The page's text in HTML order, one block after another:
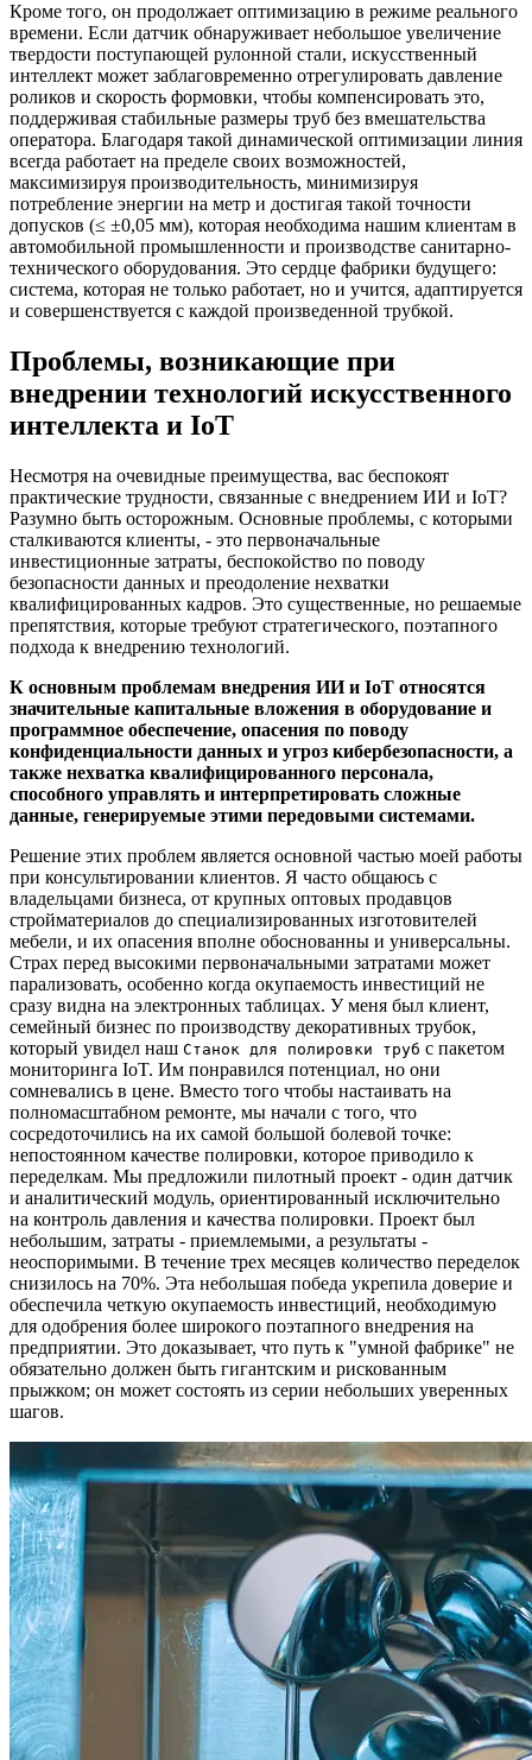
Кроме того, он продолжает оптимизацию в режиме реального
времени. Если датчик обнаруживает небольшое увеличение
твердости поступающей рулонной стали, искусственный
интеллект может заблаговременно отрегулировать давление
роликов и скорость формовки, чтобы компенсировать это,
поддерживая стабильные размеры труб без вмешательства
оператора. Благодаря такой динамической оптимизации линия
всегда работает на пределе своих возможностей,
максимизируя производительность, минимизируя
потребление энергии на метр и достигая такой точности
допусков (≤ ±0,05 мм), которая необходима нашим клиентам в
автомобильной промышленности и производстве санитарно-
технического оборудования. Это сердце фабрики будущего:
система, которая не только работает, но и учится, адаптируется
и совершенствуется с каждой произведенной трубкой.
Проблемы, возникающие при
внедрении технологий искусственного
интеллекта и IoT
Несмотря на очевидные преимущества, вас беспокоят
практические трудности, связанные с внедрением ИИ и IoT?
Разумно быть осторожным. Основные проблемы, с которыми
сталкиваются клиенты, - это первоначальные
инвестиционные затраты, беспокойство по поводу
безопасности данных и преодоление нехватки
квалифицированных кадров. Это существенные, но решаемые
препятствия, которые требуют стратегического, поэтапного
подхода к внедрению технологий.
К основным проблемам внедрения ИИ и IoT относятся
значительные капитальные вложения в оборудование и
программное обеспечение, опасения по поводу
конфиденциальности данных и угроз кибербезопасности, а
также нехватка квалифицированного персонала,
способного управлять и интерпретировать сложные
данные, генерируемые этими передовыми системами.
Решение этих проблем является основной частью моей работы
при консультировании клиентов. Я часто общаюсь с
владельцами бизнеса, от крупных оптовых продавцов
стройматериалов до специализированных изготовителей
мебели, и их опасения вполне обоснованны и универсальны.
Страх перед высокими первоначальными затратами может
парализовать, особенно когда окупаемость инвестиций не
сразу видна на электронных таблицах. У меня был клиент,
семейный бизнес по производству декоративных трубок,
который увидел наш Станок для полировки труб с пакетом
мониторинга IoT. Им понравился потенциал, но они
сомневались в цене. Вместо того чтобы настаивать на
полномасштабном ремонте, мы начали с того, что
сосредоточились на их самой большой болевой точке:
непостоянном качестве полировки, которое приводило к
переделкам. Мы предложили пилотный проект - один датчик
и аналитический модуль, ориентированный исключительно
на контроль давления и качества полировки. Проект был
небольшим, затраты - приемлемыми, а результаты -
неоспоримыми. В течение трех месяцев количество переделок
снизилось на 70%. Эта небольшая победа укрепила доверие и
обеспечила четкую окупаемость инвестиций, необходимую
для одобрения более широкого поэтапного внедрения на
предприятии. Это доказывает, что путь к "умной фабрике" не
обязательно должен быть гигантским и рискованным
прыжком; он может состоять из серии небольших уверенных
шагов.